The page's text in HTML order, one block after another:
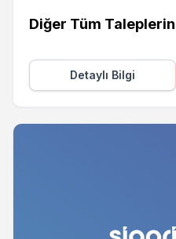
Diğer Tüm
Detaylı Bilgi